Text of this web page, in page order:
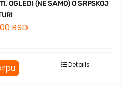
OGLEDI (NE SAMO) O SRPSKOJ
RSD
Details